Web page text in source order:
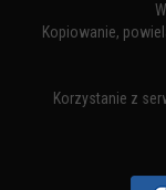
Kopiowanie,
Korzystanie z